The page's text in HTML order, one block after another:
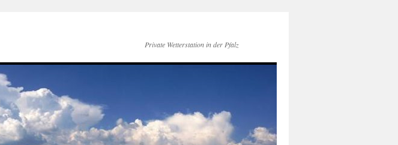
Private Wetterstation in der Pfalz